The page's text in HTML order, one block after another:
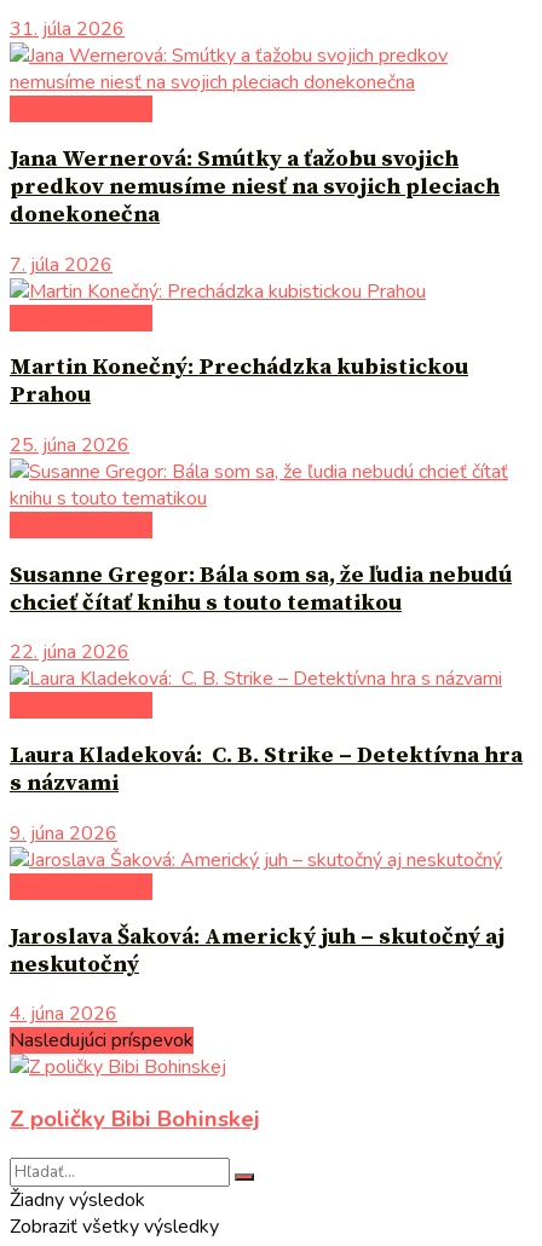
31. júla 2026
Jana Wernerová: Smútky a ťažobu svojich
predkov nemusíme niesť na svojich pleciach
donekonečna
7. júla 2026
Martin Konečný: Prechádzka kubistickou
Prahou
25. júna 2026
Susanne Gregor: Bála som sa, že ľudia nebudú
chcieť čítať knihu s touto tematikou
22. júna 2026
Laura Kladeková: C. B. Strike – Detektívna hra
s názvami
9. júna 2026
Jaroslava Šaková: Americký juh – skutočný aj
neskutočný
4. júna 2026
Nasledujúci príspevok
Z poličky Bibi Bohinskej
Žiadny výsledok
Zobraziť všetky výsledky